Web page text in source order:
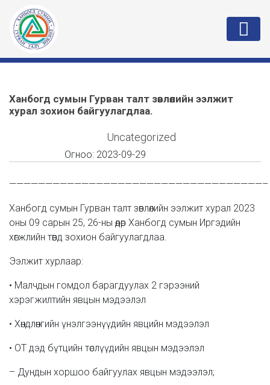
Ханбогд сумын Гурван талт зөвлөлийн ээлжит
хурал зохион байгуулагдлаа.
Uncategorized
Огноо: 2023-09-29
———————————————————————————————————–
Ханбогд сумын Гурван талт зөвлөлийн ээлжит хурал 2023
оны 09 сарын 25, 26-ны өдөр Ханбогд сумын Иргэдийн
хөгжлийн төвд зохион байгуулагдлаа.
Ээлжит хурлаар:
• Малчдын гомдол барагдуулах 2 гэрээний
хэрэгжилтийн явцын мэдээлэл
• Хөндлөнгийн үнэлгээнүүдийн явцийн мэдээлэл
• ОТ дэд бүтцийн төслүүдийн явцын мэдээлэл
– Дундын хоршоо байгуулах явцын мэдээлэл;